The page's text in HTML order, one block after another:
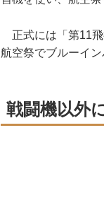
正式には「第11飛
航空祭でブルーイン
戦闘機以外